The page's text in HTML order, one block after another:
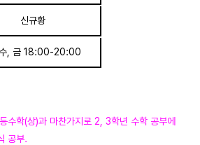
신규황
, 금 18:00-20:00
수학(상)과 마찬가지로 2, 3학년 수학 공부에
공부.